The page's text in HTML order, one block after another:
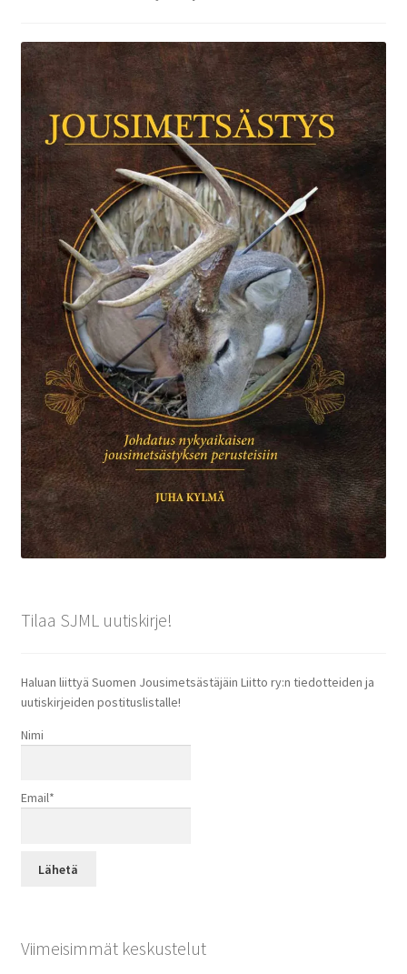
Tilaa SJML uutiskirje!
Haluan liittyä Suomen Jousimetsästäjäin Liitto ry:n tiedotteiden ja
uutiskirjeiden postituslistalle!
Nimi
Email*
Viimeisimmät keskustelut